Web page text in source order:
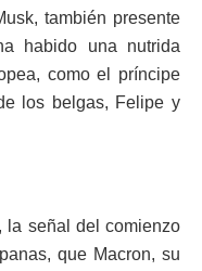
también presente
habido una nutrida
como el príncipe
los belgas, Felipe y
la señal del comienzo
que Macron, su